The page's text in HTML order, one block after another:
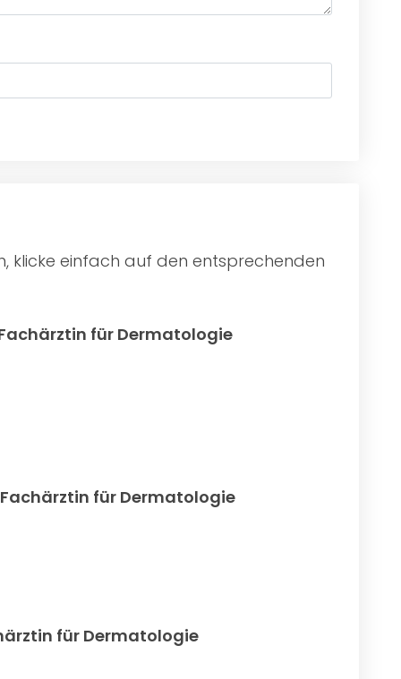
klicke einfach auf den entsprechenden
für Dermatologie
für Dermatologie
für Dermatologie